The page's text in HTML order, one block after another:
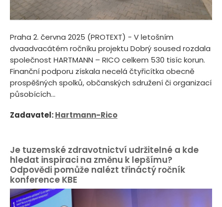
Praha 2. června 2025 (PROTEXT) - V letošním
dvaadvacátém ročníku projektu Dobrý soused rozdala
společnost HARTMANN – RICO celkem 530 tisíc korun.
Finanční podporu získala necelá čtyřicítka obecně
prospěšných spolků, občanských sdružení či organizací
působících...
Zadavatel:Hartmann-Rico
Je tuzemské zdravotnictví udržitelné a kde
hledat inspiraci na změnu k lepšímu?
Odpovědi pomůže nalézt třináctý ročník
konference KBE